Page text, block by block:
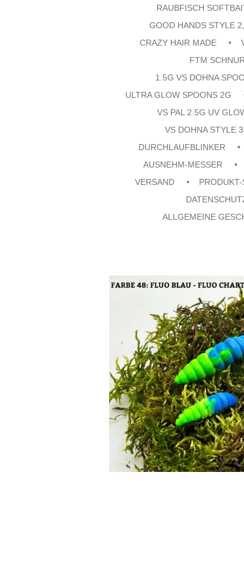
RAUBFISCH
GOOD HANDS STYLE
CRAZY HAIR MADE
FTM SCHNUR
1.5G VS DOHNA
ULTRA GLOW SPOONS 2G
VS PAL 2.5G UV
VS DOHNA STYLE
DURCHLAUFBLINKER
AUSNEHM-MESSER
VERSAND
ALLGEMEINE